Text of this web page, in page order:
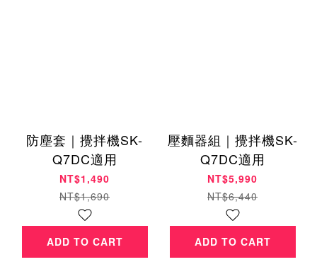
防塵套｜攪拌機SK-
Q7DC適用
NT$1,490
NT$1,690
ADD TO CART
壓麵器組｜攪拌機SK-
Q7DC適用
NT$5,990
NT$6,440
ADD TO CART